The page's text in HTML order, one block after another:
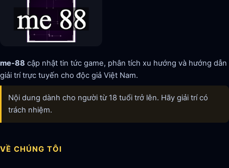
me-88 cập nhật tin tức game, phân tích xu hướng và hướng dẫn
giải trí trực tuyến cho độc giả Việt Nam.
Nội dung dành cho người từ 18 tuổi trở lên. Hãy giải trí có
trách nhiệm.
VỀ CHÚNG TÔI